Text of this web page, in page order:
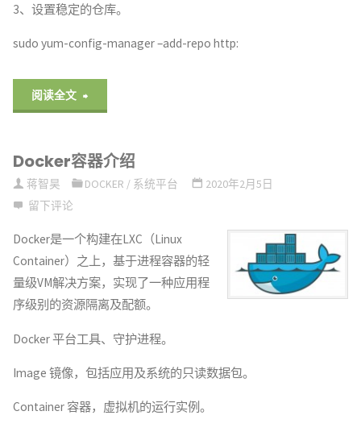
决
方
法"
3、设置稳定的仓库。
sudo yum-config-manager –add-repo http:
阅读全文
安
Docker容器介绍
蒋智昊 DOCKER / 系统平台
2020年2月5日
留下评论
Docker是一个构建在LXC（Linux
Container）之上，基于进程容器的轻
量级VM解决方案，实现了一种应用程
序级别的资源隔离及配额。
Docker 平台工具、守护进程。
Image 镜像，包括应用及系统的只读数据包。
Container 容器，虚拟机的运行实例。